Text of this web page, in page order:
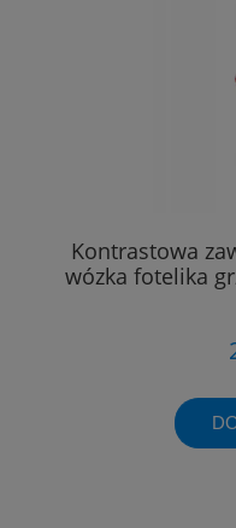
Kontrastowa
wózka fotelika